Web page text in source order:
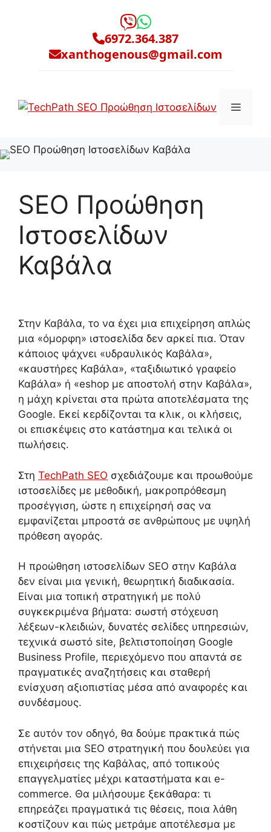
6972.364.387
xanthogenous@gmail.com
SEO Προώθηση
Ιστοσελίδων
Καβάλα
Στην Καβάλα, το να έχει μια επιχείρηση απλώς
μια «όμορφη» ιστοσελίδα δεν αρκεί πια. Όταν
κάποιος ψάχνει «υδραυλικός Καβάλα»,
«καυστήρες Καβάλα», «ταξιδιωτικό γραφείο
Καβάλα» ή «eshop με αποστολή στην Καβάλα»,
η μάχη κρίνεται στα πρώτα αποτελέσματα της
Google. Εκεί κερδίζονται τα κλικ, οι κλήσεις,
οι επισκέψεις στο κατάστημα και τελικά οι
πωλήσεις.
Στη TechPath SEO σχεδιάζουμε και προωθούμε
ιστοσελίδες με μεθοδική, μακροπρόθεσμη
προσέγγιση, ώστε η επιχείρησή σας να
εμφανίζεται μπροστά σε ανθρώπους με υψηλή
πρόθεση αγοράς.
Η προώθηση ιστοσελίδων SEO στην Καβάλα
δεν είναι μια γενική, θεωρητική διαδικασία.
Είναι μια τοπική στρατηγική με πολύ
συγκεκριμένα βήματα: σωστή στόχευση
λέξεων-κλειδιών, δυνατές σελίδες υπηρεσιών,
τεχνικά σωστό site, βελτιστοποίηση Google
Business Profile, περιεχόμενο που απαντά σε
πραγματικές αναζητήσεις και σταθερή
ενίσχυση αξιοπιστίας μέσα από αναφορές και
συνδέσμους.
Σε αυτόν τον οδηγό, θα δούμε πρακτικά πώς
στήνεται μια SEO στρατηγική που δουλεύει για
επιχειρήσεις της Καβάλας, από τοπικούς
επαγγελματίες μέχρι καταστήματα και e-
commerce. Θα μιλήσουμε ξεκάθαρα: τι
επηρεάζει πραγματικά τις θέσεις, ποια λάθη
κοστίζουν και πώς μετράμε αποτέλεσμα με